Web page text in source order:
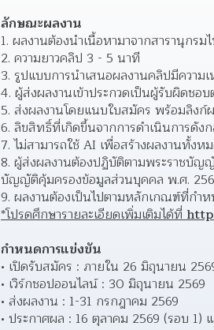
ลักษณะผลงาน
ผลงานต้องนำเนื้อหามาจากสารานุกรม
ความยาวคลิป 3 - 5 นาที
รูปแบบการนำเสนอผลงานคลิปมีความเ
ผู้ส่งผลงานเข้าประกวดเป็นผู้รับผิดชอ
ส่งผลงานโดยแนบใบสมัคร พร้อมลิง
ลิขสิทธิ์ที่เกิดขึ้นจากการดำเนินการดัง
ไม่สามารถใช้ AI เพื่อสร้างผลงานทั้ง
ผู้ส่งผลงานต้องปฏิบัติตามพระราชบัญ
บัญญัติคุ้มครองข้อมูลส่วนบุคคล พ.ศ.
ผลงานต้องเป็นไปตามหลักเกณฑ์ที่กำ
*โปรดศึกษารายละเอียดเพิ่มเติมได้ที่
กำหนดการแข่งขัน
เปิดรับสมัคร : ภายใน 26 มิถุนายน
เวิร์กชอปออนไลน์ : 30 มิถุนายน 2569
ส่งผลงาน : 1-31 กรกฎาคม 2569
ประกาศผล : 16 ตุลาคม 2569 (รอบ 1)